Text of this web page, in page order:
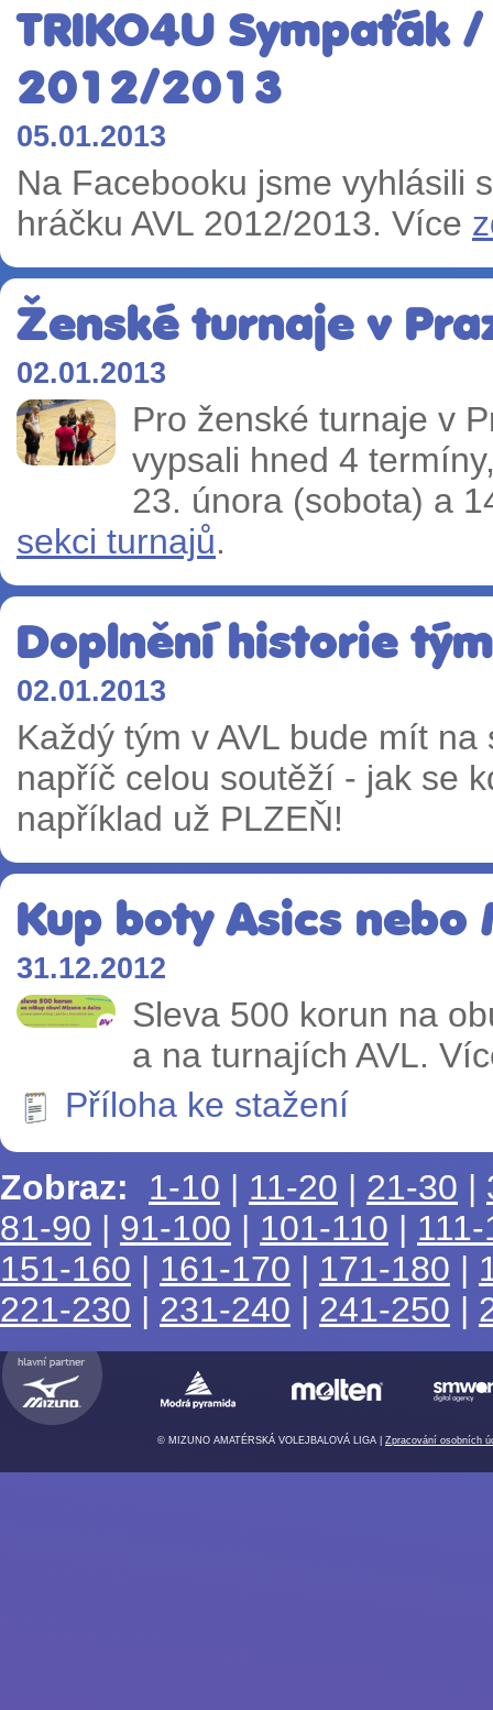
TRIKO4U Sympaťák
2012/2013
05.01.2013
Na Facebooku jsme vyhlásili
hráčku AVL 2012/2013. Více
Ženské turnaje v
02.01.2013
Pro ženské turnaje v
vypsali hned 4
23. února (sobota) a
sekci turnajů.
Doplnění historie
02.01.2013
Každý tým v AVL bude mít
napříč celou soutěží - jak se
například už PLZEŇ!
Kup boty Asics nebo
31.12.2012
Sleva 500 korun na
a na turnajích AVL.
Příloha ke stažení
Zobraz: 1-10 | 11-20 | 21-30 |
81-90 | 91-100 | 101-110 |
151-160 | 161-170 | 171-180 |
221-230 | 231-240 | 241-250 |
© MIZUNO AMATÉRSKÁ VOLEJBALOVÁ LIGA | Zpracování osobních